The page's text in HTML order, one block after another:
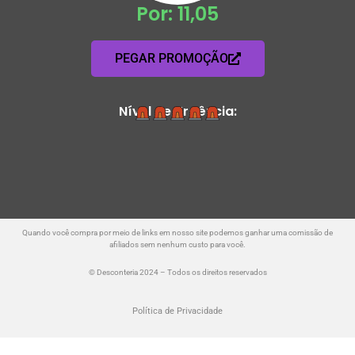
Por: 11,05
PEGAR PROMOÇÃO
Nível de Urgência:
Quando você compra por meio de links em nosso site podemos ganhar uma comissão de
afiliados sem nenhum custo para você.
© Desconteria 2024 – Todos os direitos reservados
Política de Privacidade